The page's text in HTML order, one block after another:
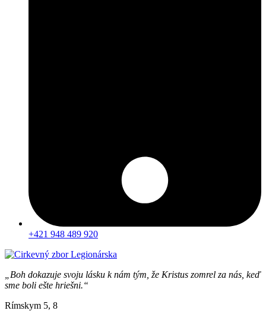
+421 948 489 920
„Boh dokazuje svoju lásku k nám tým, že Kristus zomrel za nás, keď
sme boli ešte hriešni.“
Rímskym 5, 8